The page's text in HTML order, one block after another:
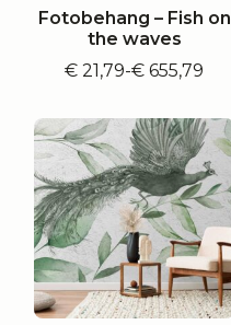
Fotobehang – Fish on
the waves
€ 21,79-€ 655,79
Prijsklasse:
tot
€ 655,79